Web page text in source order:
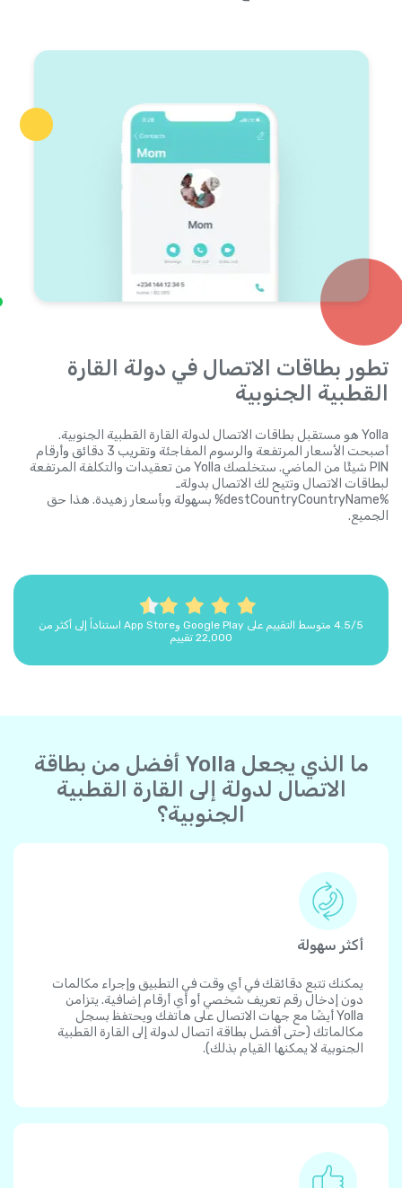
تطور بطاقات الاتصال في دولة القارة
القطبية الجنوبية
Yolla هو مستقبل بطاقات الاتصال لدولة القارة القطبية الجنوبية.
أصبحت الأسعار المرتفعة والرسوم المفاجئة وتقريب 3 دقائق وأرقام
PIN شيئًا من الماضي. ستخلصك Yolla من تعقيدات والتكلفة المرتفعة
لبطاقات الاتصال وتتيح لك الاتصال بدولةـ
%destCountryCountryName% بسهولة وبأسعار زهيدة. هذا حق
الجميع.
4.5/5 متوسط التقييم على Google Play وApp Store استناداً إلى أكثر من
22,000 تقييم
ما الذي يجعل Yolla أفضل من بطاقة
الاتصال لدولة إلى القارة القطبية
الجنوبية؟
أكثر سهولة
يمكنك تتبع دقائقك في أي وقت في التطبيق وإجراء مكالمات
دون إدخال رقم تعريف شخصي أو أي أرقام إضافية. يتزامن
Yolla أيضًا مع جهات الاتصال على هاتفك ويحتفظ بسجل
مكالماتك (حتى أفضل بطاقة اتصال لدولة إلى القارة القطبية
الجنوبية لا يمكنها القيام بذلك).